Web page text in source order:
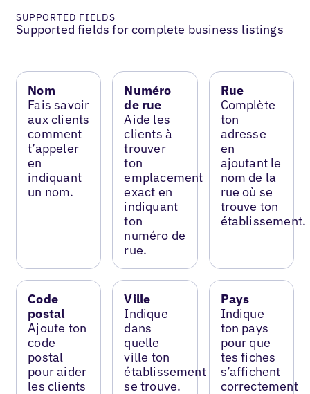
SUPPORTED FIELDS
Supported fields for complete business listings
Nom
Fais savoir
aux clients
comment
t’appeler
en
indiquant
un nom.
Numéro
de rue
Aide les
clients à
trouver
ton
emplacement
exact en
indiquant
ton
numéro de
rue.
Rue
Complète
ton
adresse
en
ajoutant le
nom de la
rue où se
trouve ton
établissement.
Code
postal
Ajoute ton
code
postal
pour aider
les clients
Ville
Indique
dans
quelle
ville ton
établissement
se trouve.
Pays
Indique
ton pays
pour que
tes fiches
s’affichent
correctement